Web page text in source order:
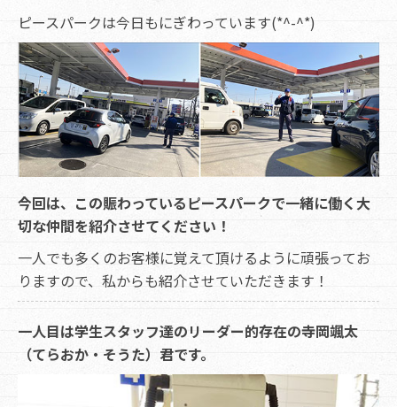
ピースパークは今日もにぎわっています(*^-^*)
今回は、この賑わっているピースパークで一緒に働く大
切な仲間を紹介させてください！
一人でも多くのお客様に覚えて頂けるように頑張ってお
りますので、私からも紹介させていただきます！
一人目は学生スタッフ達のリーダー的存在の寺岡颯太
（てらおか・そうた）君です。